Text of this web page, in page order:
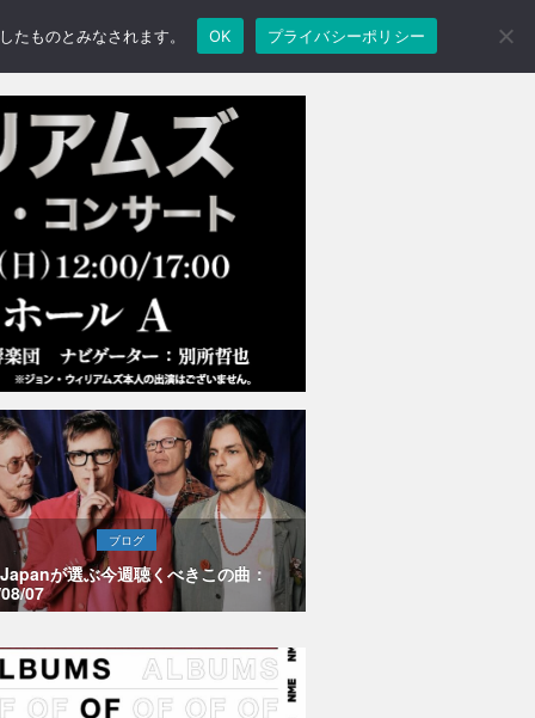
ブログ
が選ぶ今週聴くべきこの曲：
07
ものとみなされます。 OK プライバシーポリシー